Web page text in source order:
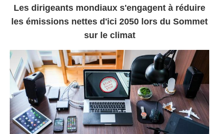
Les dirigeants mondiaux s'engagent à réduire
les émissions nettes d'ici 2050 lors du Sommet
sur le climat